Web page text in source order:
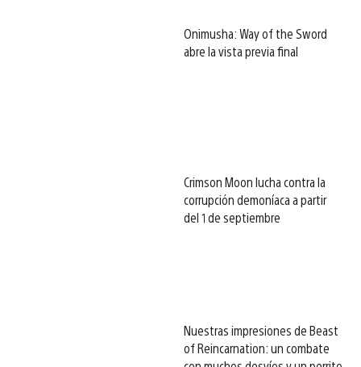
Onimusha: Way of the Sword
abre la vista previa final
Crimson Moon lucha contra la
corrupción demoníaca a partir
del 1 de septiembre
Nuestras impresiones de Beast
of Reincarnation: un combate